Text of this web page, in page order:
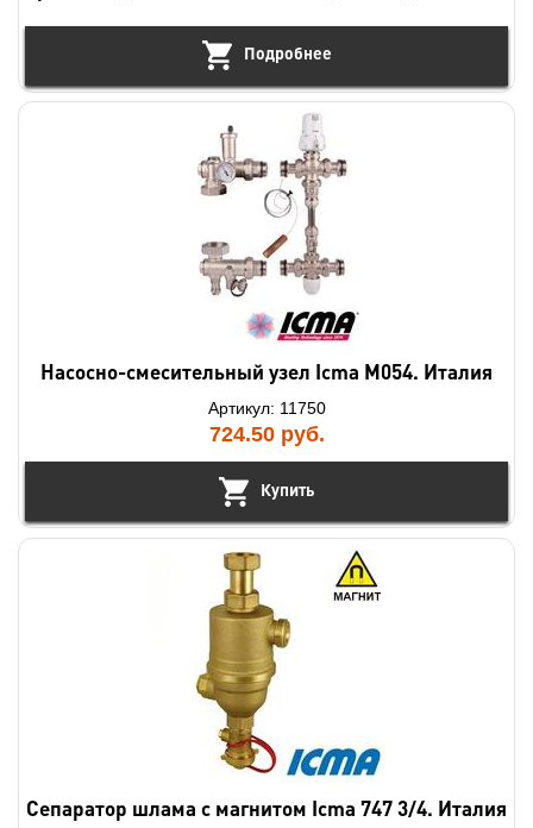
Подробнее
Насосно-смесительный узел Icma M054. Италия
Артикул: 11750
724.50 руб.
Купить
Сепаратор шлама с магнитом Icma 747 3/4. Италия